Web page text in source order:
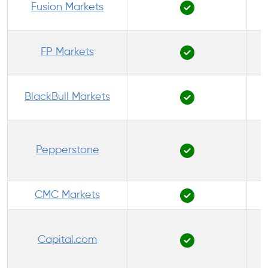
Fusion Markets
FP Markets
BlackBull Markets
Pepperstone
CMC Markets
Capital.com